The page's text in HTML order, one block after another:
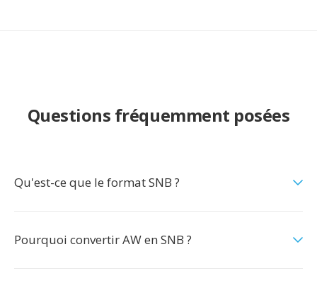
Questions fréquemment posées
Qu'est-ce que le format SNB ?
Pourquoi convertir AW en SNB ?